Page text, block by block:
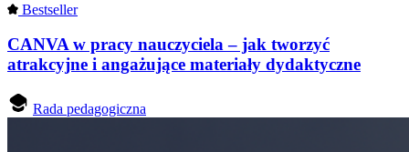
Bestseller
CANVA w pracy nauczyciela – jak tworzyć
atrakcyjne i angażujące materiały dydaktyczne
Rada pedagogiczna